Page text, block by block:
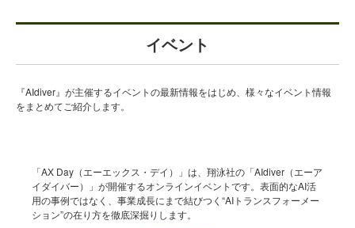
イベント
『AIdiver』が主催するイベントの最新情報をはじめ、様々なイベント情報
をまとめてご紹介します。
「AX Day（エーエックス・デイ）」は、翔泳社の「AIdiver（エーア
イダイバー）」が開催するオンラインイベントです。表面的なAI活
用の事例ではなく、事業成長にまで結びつく“AIトランスフォーメー
ション”の在り方を徹底深掘りします。